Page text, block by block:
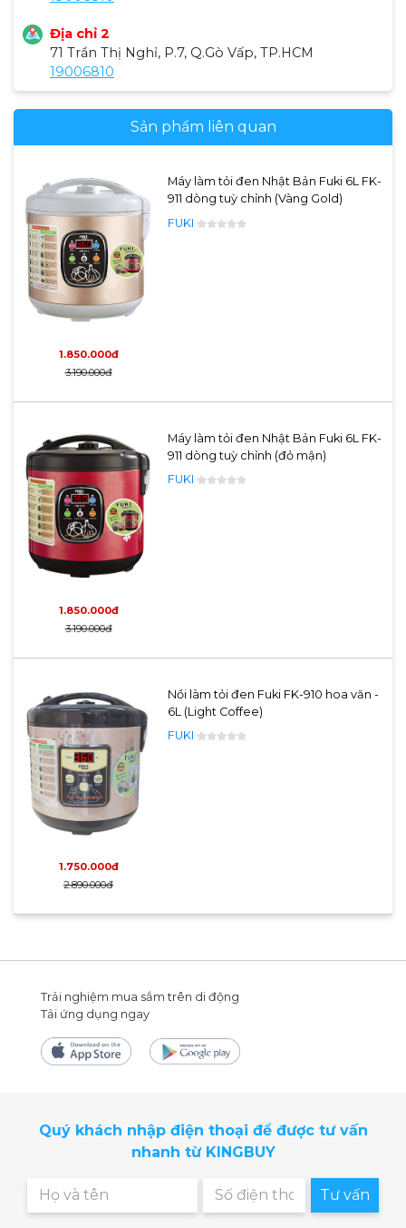
từng tép tỏi đảm bảo lên men đồng đều.
Tỏi được hấp thụ nhiệt tốt hơn không bị hư
hỏng
Địa chỉ 2
71 Trần Thị Nghỉ, P.7, Q.Gò Vấp, TP.HCM
19006810
Sản phẩm liên quan
1.850.000đ
3.190.000đ
Máy làm tỏi đen Nhật Bản Fuki 6L FK-
911 dòng tuỳ chỉnh (Vàng Gold)
FUKI
1.850.000đ
3.190.000đ
Máy làm tỏi đen Nhật Bản Fuki 6L FK-
911 dòng tuỳ chỉnh (đỏ mận)
FUKI
1.750.000đ
2.890.000đ
Nồi làm tỏi đen Fuki FK-910 hoa văn -
6L (Light Coffee)
FUKI
Trải nghiệm mua sắm trên di động
Tải ứng dụng ngay
Quý khách nhập điện thoại để được tư vấn
nhanh từ KINGBUY
Tư vấn